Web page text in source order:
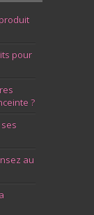
pour
?
au